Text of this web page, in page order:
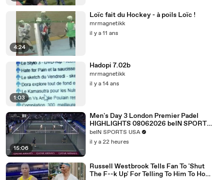
4:24
Loïc fait du Hockey - à poils Loïc !
mrmagnetikk
il y a 11 ans
1:03
Hadopi 7.02b
mrmagnetikk
il y a 14 ans
15:06
Men's Day 3 London Premier Padel
HIGHLIGHTS 08062026 beIN SPORTS
USA.mp4
beIN SPORTS USA
il y a 22 heures
Russell Westbrook Tells Fan To 'Shut
The F--k Up' For Telling To Him To How